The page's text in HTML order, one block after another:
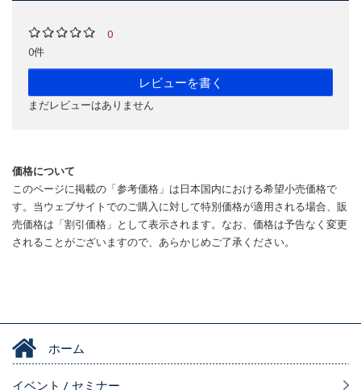
0
0件
レビューを書く
まだレビューはありません
価格について
このページに掲載の「参考価格」は日本国内における希望小売価格で
す。当ウェブサイトでのご購入に対して特別価格が適用される場合、販
売価格は「割引価格」として表示されます。なお、価格は予告なく変更
されることがございますので、あらかじめご了承ください。
ホーム
イベント / セミナー